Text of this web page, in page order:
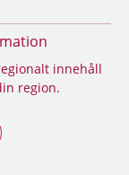
innehåll
region.